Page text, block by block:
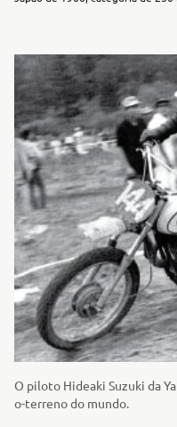
O piloto Hideaki Suzuki da
o-terreno do mundo.